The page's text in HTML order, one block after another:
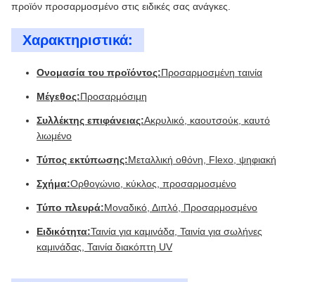
προϊόν προσαρμοσμένο στις ειδικές σας ανάγκες.
Χαρακτηριστικά:
Ονομασία του προϊόντος:Προσαρμοσμένη ταινία
Μέγεθος:Προσαρμόσιμη
Συλλέκτης επιφάνειας:Ακρυλικό, καουτσούκ, καυτό
λιωμένο
Τύπος εκτύπωσης:Μεταλλική οθόνη, Flexo, ψηφιακή
Σχήμα:Ορθογώνιο, κύκλος, προσαρμοσμένο
Τύπο πλευρά:Μοναδικό, Διπλό, Προσαρμοσμένο
Ειδικότητα:Ταινία για καμινάδα, Ταινία για σωλήνες
καμινάδας, Ταινία διακόπτη UV